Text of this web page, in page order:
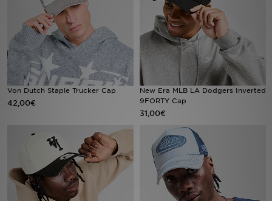
Von Dutch Staple Trucker Cap
42,00€
New Era MLB LA Dodgers Inverted
9FORTY Cap
31,00€
Marken
Fußball
Sport
Lade die APP
Hilfe & Kontakt